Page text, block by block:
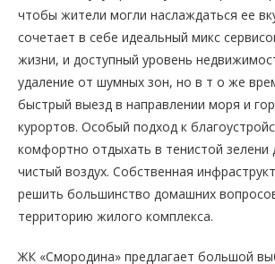
чтобы жители могли наслаждаться ее
сочетает в себе идеальный микс
жизни, и доступный уровень
удаление от шумных зон, но в т о же
быстрый выезд в направлении моря и
курортов. Особый подход к
комфортно отдыхать в тенистой зелени
чистый воздух. Собственная
решить большинство домашних
территорию жилого комплекса.
ЖК «Смородина» предлагает большой